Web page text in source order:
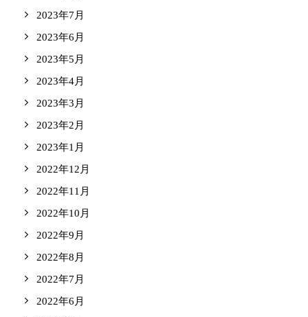
2023年7月
2023年6月
2023年5月
2023年4月
2023年3月
2023年2月
2023年1月
2022年12月
2022年11月
2022年10月
2022年9月
2022年8月
2022年7月
2022年6月